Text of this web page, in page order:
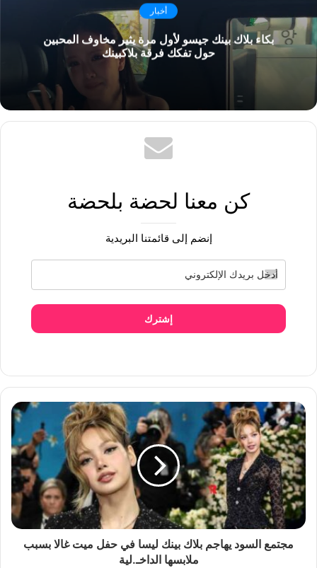
أخبار
بكاء بلاك بينك جيسو لأول مرة يثير مخاوف المحبين
حول تفكك فرقة بلاكبينك
كن معنا لحضة بلحضة
إنضم إلى قائمتنا البريدية
إشترك
مجتمع السود يهاجم بلاك بينك ليسا في حفل ميت غالا بسبب
ملابسها الداخـ.لية